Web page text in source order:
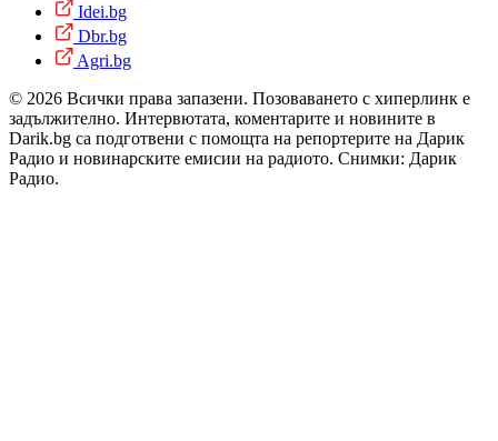
Idei.bg
Dbr.bg
Agri.bg
© 2026 Всички права запазени. Позоваването с хиперлинк е
задължително. Интервютата, коментарите и новините в
Darik.bg са подготвени с помощта на репортерите на Дарик
Радио и новинарските емисии на радиото. Снимки: Дарик
Радио.